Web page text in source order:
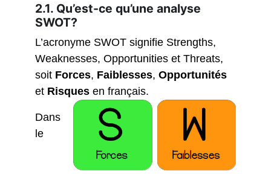
2.1. Qu’est-ce qu’une analyse
SWOT?
L’acronyme SWOT signifie Strengths,
Weaknesses, Opportunities et Threats,
soit Forces, Faiblesses, Opportunités
et Risques en français.
Dans
le